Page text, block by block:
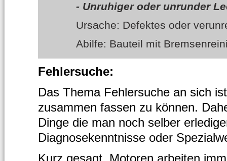
- Unruhiger oder unrunder
Ursache: Defektes oder
Abilfe: Bauteil mit
Fehlersuche:
Das Thema Fehlersuche an sich
zusammen fassen zu können.
Dinge die man noch selber
Diagnosekenntnisse oder
Kurz gesagt, Motoren arbeiten